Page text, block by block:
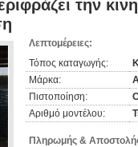
την
Λεπτομέρειες:
Τόπος καταγωγής:
Μάρκα:
Πιστοποίηση:
Αριθμό μοντέλου:
Πληρωμής &